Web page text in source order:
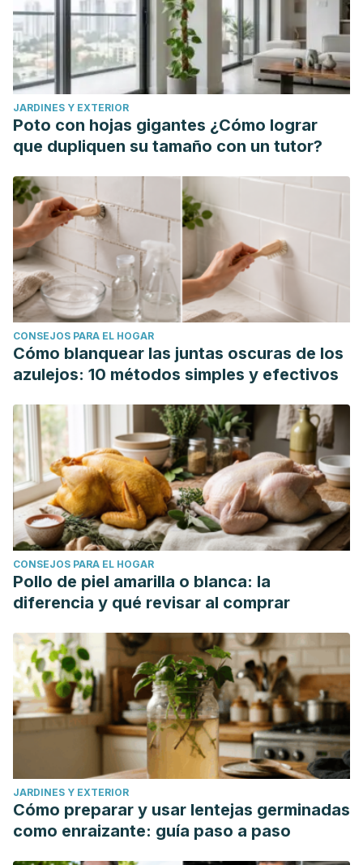
global integration in the brain after psilocybin therapy for
depression. Nat Med 28, 844–851 (2022).
https://doi.org/10.1038/s41591-022-01744-z
Eisenstein M. The psychedelic escape from depression.
Nature. 2022 Sep;609(7929):S87-S89. doi:
10.1038/d41586-022-02872-9. PMID: 36171370.
Bennett JC, Bird C, Blom RE, Brennan C, Brusch D, Burke L,
Campbell-Coker K, Carhart-Harris R, Cattell J, Daniel A,
DeBattista C, Dunlop BW, Eisen K, Feifel D, Forbes M,
Haumann HM, Hellerstein DJ, Hoppe AI, Husain MI, Jelen
LA, Kamphuis J, Kawasaki J, Kelly JR, Key RE, Kishon R,
Knatz Peck S, Knight G, Koolen MHB, Lean M, Licht RW,
Maples-Keller JL, Mars J, Marwood L, McElhiney MC, Miller
TL, Mirow A, Mistry S, Mletzko-Crowe T, Modlin LN,
Nielsen RE, Nielson EM, Offerhaus SR, O'Keane V,
Páleníček T, Printz D, Rademaker MC, van Reemst A,
Reinholdt F, Repantis D, Rucker J, Rudow S, Ruffell S, Rush
AJ, Schoevers RA, Seynaeve M, Shao S, Soares JC,
Somers M, Stansfield SC, Sterling D, Strockis A, Tsai J,
Visser L, Wahba M, Williams S, Young AH, Ywema P, Zisook
S, Malievskaia E. Single-Dose Psilocybin for a Treatment-
Resistant Episode of Major Depression. N Engl J Med. 2022
Nov 3;387(18):1637-1648. doi: 10.1056/NEJMoa2206443.
PMID: 36322843.
Gukasyan N, Davis AK, Barrett FS, Cosimano MP, Sepeda
ND, Johnson MW, Griffiths RR. Efficacy and safety of
psilocybin-assisted treatment for major depressive
disorder: Prospective 12-month follow-up. J
Psychopharmacol. 2022 Feb;36(2):151-158. doi:
10.1177/02698811211073759. PMID: 35166158; PMCID:
PMC8864328.
Lowe H, Toyang N, Steele B, Valentine H, Grant J, Ali A,
Ngwa W, Gordon L. The Therapeutic Potential of
Psilocybin. Molecules. 2021 May 15;26(10):2948. doi:
10.3390/molecules26102948. PMID: 34063505; PMCID:
JARDINES Y EXTERIOR
Poto con hojas gigantes ¿Cómo lograr
que dupliquen su tamaño con un tutor?
CONSEJOS PARA EL HOGAR
Cómo blanquear las juntas oscuras de los
azulejos: 10 métodos simples y efectivos
CONSEJOS PARA EL HOGAR
Pollo de piel amarilla o blanca: la
diferencia y qué revisar al comprar
JARDINES Y EXTERIOR
Cómo preparar y usar lentejas germinadas
como enraizante: guía paso a paso